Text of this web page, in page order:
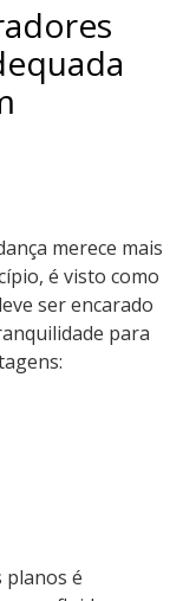
merece mais
é visto como
ser encarado
para
planos é